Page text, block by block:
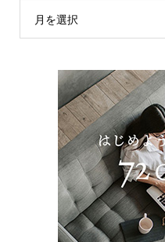
月を選択